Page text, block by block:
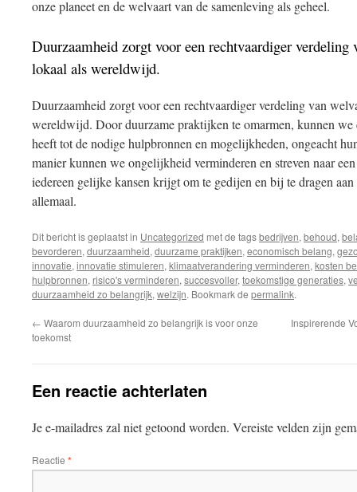
onze planeet en de welvaart van de samenleving als geheel.
Duurzaamheid zorgt voor een rechtvaardiger verdeling
lokaal als wereldwijd.
Duurzaamheid zorgt voor een rechtvaardiger verdeling van
wereldwijd. Door duurzame praktijken te omarmen, kunnen we
heeft tot de nodige hulpbronnen en mogelijkheden, ongeacht
manier kunnen we ongelijkheid verminderen en streven naar
iedereen gelijke kansen krijgt om te gedijen en bij te dragen
allemaal.
Dit bericht is geplaatst in Uncategorized met de tagsbedrijven, behoud,
bevorderen, duurzaamheid, duurzame praktijken, economisch belang,
innovatie, innovatie stimuleren, klimaatverandering verminderen, kosten
hulpbronnen, risico's verminderen, succesvoller, toekomstige generaties,
duurzaamheid zo belangrijk, welzijn. Bookmark de permalink.
← Waarom duurzaamheid zo belangrijk is voor onze
toekomst
Inspirerende
Een reactie achterlaten
Je e-mailadres zal niet getoond worden. Vereiste velden zijn
Reactie *